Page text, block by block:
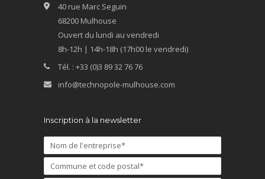
40 rue Marc Seguin
68200 Mulhouse
Ouvert du lundi au vendredi
8h-12h | 14h-18h (17h00 le vendredi)
Tél. : +33 (0)3 89 32 76 76
info@technopole-mulhouse.com
Inscription à la newsletter